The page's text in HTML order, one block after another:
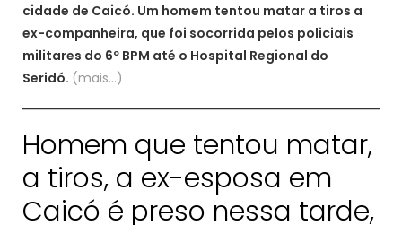
cidade de Caicó. Um homem tentou matar a tiros a
ex-companheira, que foi socorrida pelos policiais
militares do 6º BPM até o Hospital Regional do
Seridó. (mais…)
Homem que tentou matar,
a tiros, a ex-esposa em
Caicó é preso nessa tarde,